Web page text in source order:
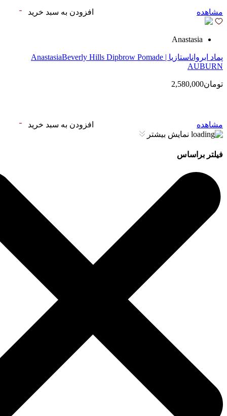
مشاهده افزودن به سبد خرید
Anastasia
پماد ابرواناستازیا | AnastasiaBeverly Hills Dipbrow Pomade
AUBURN
تومان2,580,000
مشاهده
افزودن به سبد خرید
نمایش بیشتر
فیلتر براساس